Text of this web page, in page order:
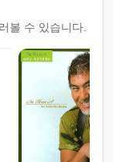
볼 수 있습니다.